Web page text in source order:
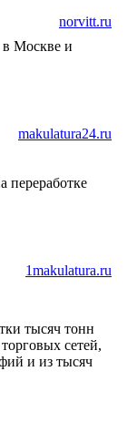
norvitt.ru
в Москве и
makulatura24.ru
переработке
1makulatura.ru
тысяч тонн
сетей,
и из тысяч